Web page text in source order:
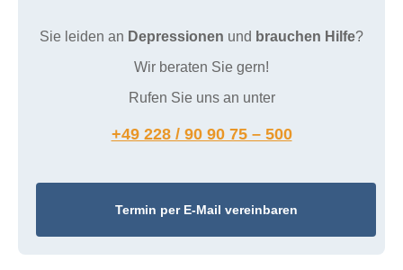
Sie leiden an Depressionen und brauchen Hilfe?
Wir beraten Sie gern!
Rufen Sie uns an unter
+49 228 / 90 90 75 – 500
Termin per E-Mail vereinbaren